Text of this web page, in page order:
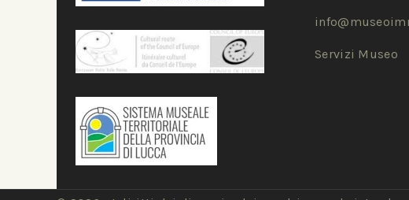
Servizi Museo